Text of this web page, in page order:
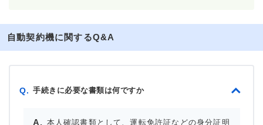
自動契約機に関するQ&A
Q. 手続きに必要な書類は何ですか
本人確認書類として、運転免許証などの身分証明